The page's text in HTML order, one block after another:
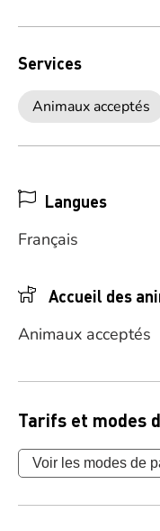
Services
Animaux acceptés
Langues
Français
Accueil des
Animaux acceptés
Tarifs et modes
Voir les modes de